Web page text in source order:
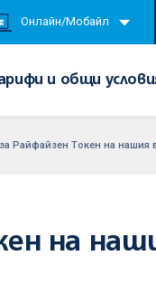
Онлайн/Мобайл
и общи
Райфайзен Tокен на нашия
на